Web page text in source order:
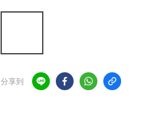
分享到